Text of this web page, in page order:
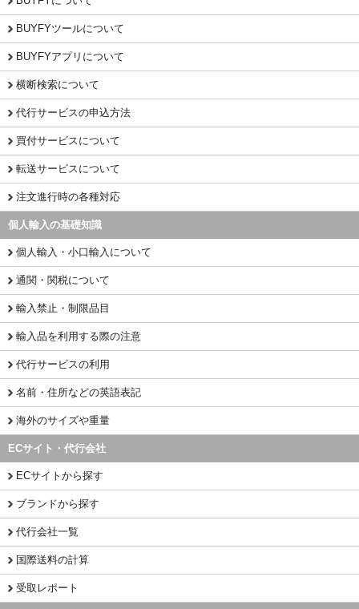
BUYFYツールについて
BUYFYアプリについて
横断検索について
代行サービスの申込方法
買付サービスについて
転送サービスについて
注文進行時の各種対応
個人輸入の基礎知識
個人輸入・小口輸入について
通関・関税について
輸入禁止・制限品目
輸入品を利用する際の注意
代行サービスの利用
名前・住所などの英語表記
海外のサイズや重量
ECサイト・代行会社
ECサイトから探す
ブランドから探す
代行会社一覧
国際送料の計算
受取レポート